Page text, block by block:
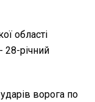
області
28-річний
ворога по